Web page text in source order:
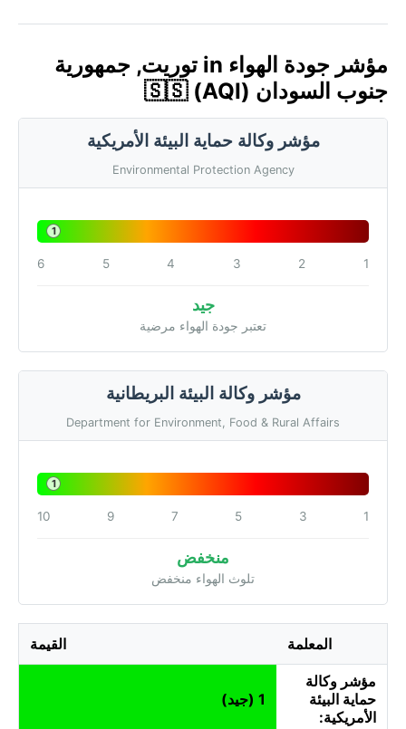
مؤشر جودة الهواء in توريت, جمهورية
جنوب السودان 🇸🇸 (AQI)
مؤشر وكالة حماية البيئة الأمريكية
Environmental Protection Agency
1
1
2
3
4
5
6
جيد
تعتبر جودة الهواء مرضية
مؤشر وكالة البيئة البريطانية
Department for Environment, Food & Rural Affairs
1
1
3
5
7
9
10
منخفض
تلوث الهواء منخفض
المعلمة القيمة
مؤشر وكالة
حماية البيئة
الأمريكية:
1 (جيد)